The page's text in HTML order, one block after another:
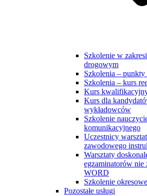
Szkolenie w
drogowym
Szkolenia – punkty
Szkolenia – kurs
Kurs
Kurs dla
wykładowców
Szkolenie
komunikacyjnego
Uczestnicy
zawodowego
Warsztaty
egzaminatorów
WORD
Szkolenie
Pozostałe usługi